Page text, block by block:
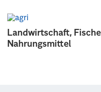
Landwirtschaft,
Nahrungsmittel